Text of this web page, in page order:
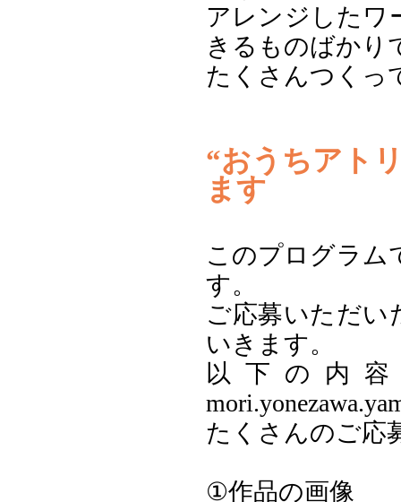
アレンジしたワ
きるものばかり
たくさんつくっ
“おうちアト
ます
このプログラム
す。
ご応募いただい
いきます。
以下の内容
たくさんのご応
①作品の画像